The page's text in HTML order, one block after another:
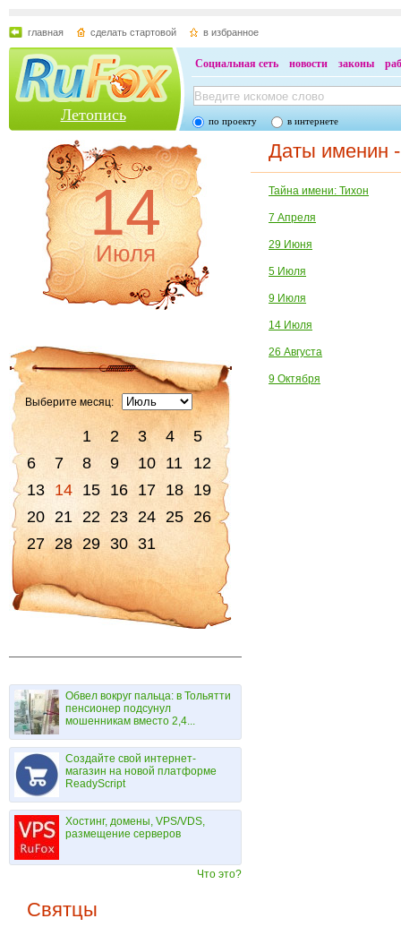
главная сделать стартовой в избранное
Летопись
Социальная сеть новости законы
по проекту в интернете
14
Июля
Выберите месяц:
1 2 3 4
5
6
7 8 9 10 11
12
13 14 15 16 17 18 19
20 21 22 23 24 25 26
27 28 29 30 31
Обвел вокруг пальца: в Тольятти
пенсионер подсунул
мошенникам вместо 2,4...
Создайте свой интернет-
магазин на новой платформе
ReadyScript
Хостинг, домены, VPS/VDS,
размещение серверов
Что это?
Святцы
Даты именин
Тайна имени: Тихон
7 Апреля
29 Июня
5 Июля
9 Июля
14 Июля
26 Августа
9 Октября